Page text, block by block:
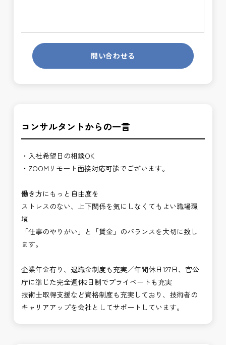
問い合わせる
コンサルタントからの一言
・入社希望日の相談OK
・ZOOMリモート面接対応可能でございます。
働き方にもっと自由度を
ストレスのない、上下関係を気にしなくてもよい職場環
境
「仕事のやりがい」と「賃金」のバランスを大切に致し
ます。
企業年金有り、退職金制度も充実／年間休日127日、官公
庁に準じた完全週休2日制でプライベートも充実
技術士取得支援など資格制度も充実しており、技術者の
キャリアアップを会社としてサポートしています。